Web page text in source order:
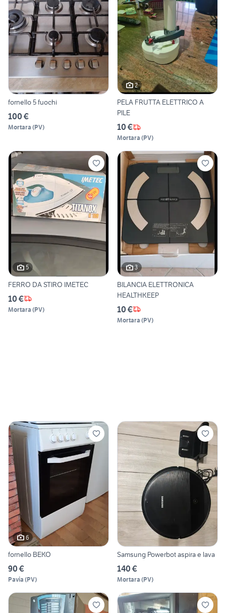
fornello 5 fuochi
100 €
Mortara (PV)
2
PELA FRUTTA ELETTRICO A
PILE
10 €
Mortara (PV)
5
FERRO DA STIRO IMETEC
10 €
Mortara (PV)
3
BILANCIA ELETTRONICA
HEALTHKEEP
10 €
Mortara (PV)
6
fornello BEKO
90 €
Pavia (PV)
Samsung Powerbot aspira e lava
140 €
Mortara (PV)